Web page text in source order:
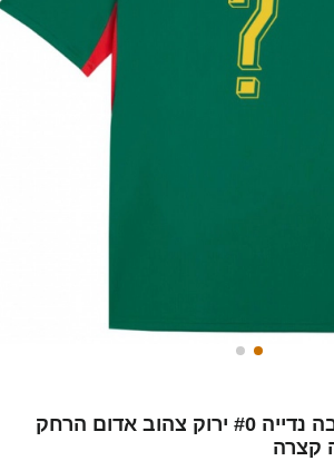
ילדים סנגל מסמבה נדייה #0 ירוק צהוב אדום הרחק